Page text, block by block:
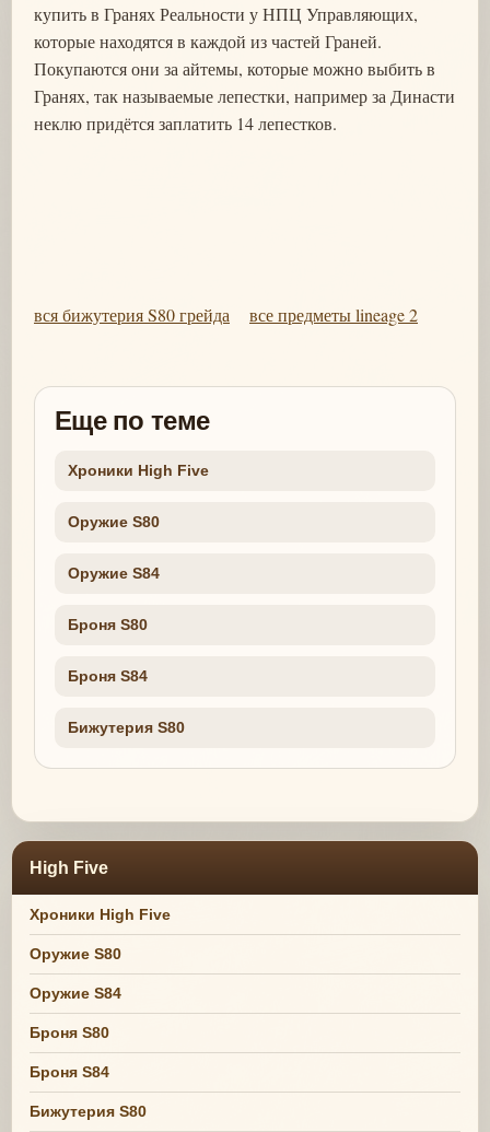
купить в Гранях Реальности у НПЦ Управляющих,
которые находятся в каждой из частей Граней.
Покупаются они за айтемы, которые можно выбить в
Гранях, так называемые лепестки, например за Династи
неклю придётся заплатить 14 лепестков.
вся бижутерия S80 грейда все предметы lineage 2
Еще по теме
Хроники High Five
Оружие S80
Оружие S84
Броня S80
Броня S84
Бижутерия S80
High Five
Хроники High Five
Оружие S80
Оружие S84
Броня S80
Броня S84
Бижутерия S80